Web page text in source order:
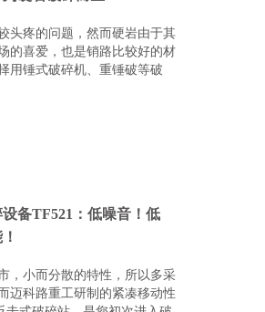
头疼的问题，然而硬岩由于其
的喜爱，也是销路比较好的材
用锤式破碎机、重锤破等破
备TF521：低噪音！低
，小而分散的特性，所以多采
迈科路重工研制的紧凑移动性